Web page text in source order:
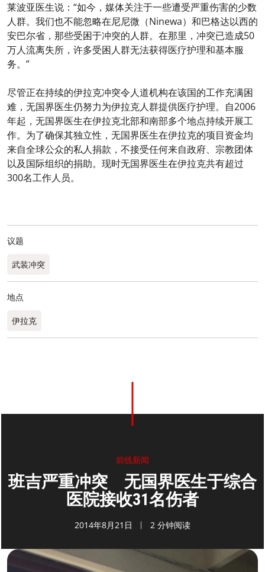
莱波亚医生说：“如今，媒体关注于一些遭受严重伤害的少数
人群。我们也不能忽略在尼尼微（Ninewa）和巴格达以西的
安巴尔省，那些受困于冲突的人群。在那里，冲突已造成50
万人流离失所，许多受困人群无法获得医疗护理和基本服
务。”
尽管正在持续的伊拉克冲突令人道机构在该国的工作充满困
难，无国界医生仍努力为伊拉克人群提供医疗护理。自2006
年起，无国界医生在伊拉克北部和南部多个地点持续开展工
作。为了确保其独立性，无国界医生在伊拉克的项目资金均
来自全球公众的私人捐款，不接受任何来自政府、宗教团体
以及国际组织的捐助。现时无国界医生在伊拉克共有超过
300名工作人员。
议题
武装冲突
地点
伊拉克
前线新闻
班吉严重冲突 无国界医生于综合
医院接收31名伤者
2014年8月21日 2 分钟阅读